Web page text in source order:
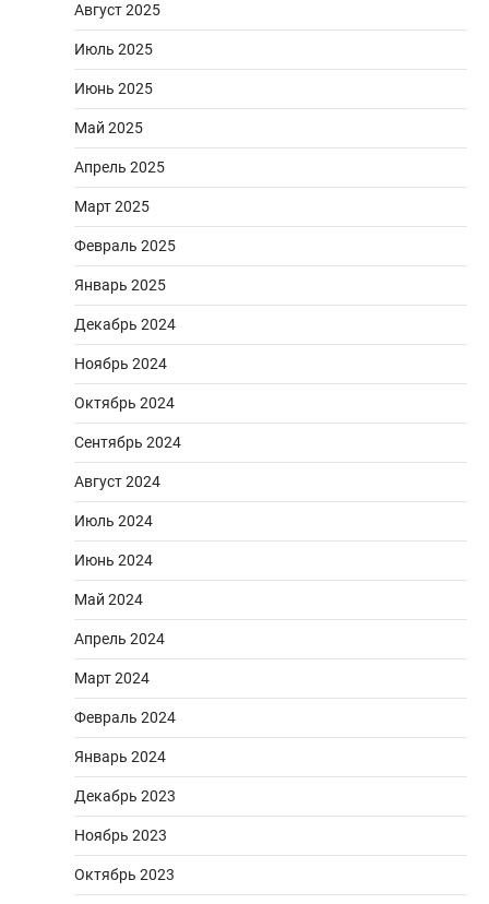
Август 2025
Июль 2025
Июнь 2025
Май 2025
Апрель 2025
Март 2025
Февраль 2025
Январь 2025
Декабрь 2024
Ноябрь 2024
Октябрь 2024
Сентябрь 2024
Август 2024
Июль 2024
Июнь 2024
Май 2024
Апрель 2024
Март 2024
Февраль 2024
Январь 2024
Декабрь 2023
Ноябрь 2023
Октябрь 2023